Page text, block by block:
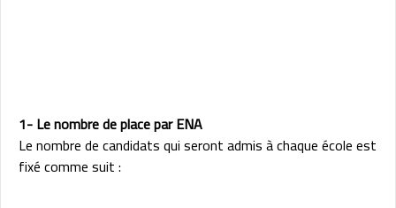
1- Le nombre de place par ENA
Le nombre de candidats qui seront admis à chaque école est
fixé comme suit :